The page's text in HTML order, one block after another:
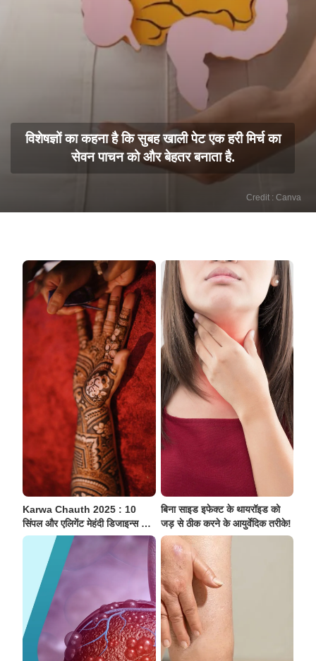
विशेषज्ञों का कहना है कि सुबह खाली पेट एक हरी मिर्च का
सेवन पाचन को और बेहतर बनाता है.
Credit : Canva
Karwa Chauth 2025 : 10
सिंपल और एलिगेंट मेहंदी डिजाइन्स जो
बनाएंगे आपके हाथों को खास
बिना साइड इफेक्ट के थायरॉइड को
जड़ से ठीक करने के आयुर्वेदिक तरीके!